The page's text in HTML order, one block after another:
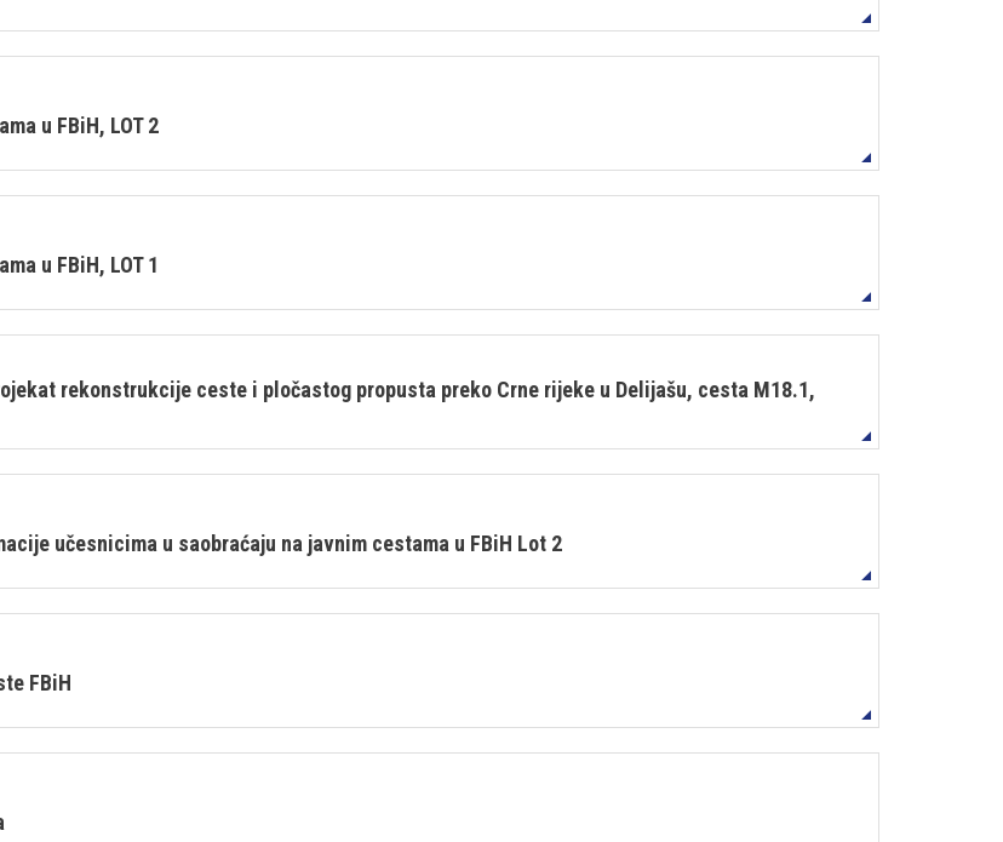
u FBiH, LOT 2
u FBiH, LOT 1
rekonstrukcije ceste i pločastog propusta preko Crne rijeke u Delijašu, cesta M18.1,
učesnicima u saobraćaju na javnim cestama u FBiH Lot 2
FBiH